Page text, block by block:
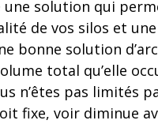
une solution qui
de vos silos et
bonne solution
total qu’elle
n’êtes pas limités
fixe, voir diminue